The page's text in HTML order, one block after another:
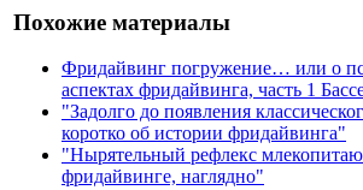
Похожие материалы
Фридайвинг погружение… или о
аспектах фридайвинга, часть 1
"Задолго до появления
коротко об истории фридайвинга"
"Нырятельный рефлекс
фридайвинге, наглядно"